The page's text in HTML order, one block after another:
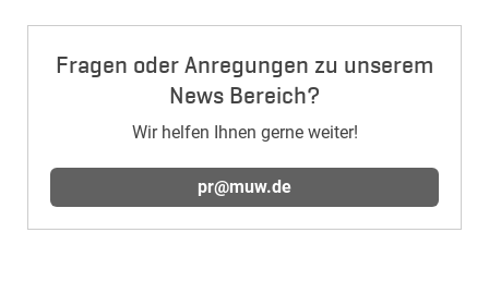
Fragen oder Anregungen zu unserem
News Bereich?
Wir helfen Ihnen gerne weiter!
pr@muw.de